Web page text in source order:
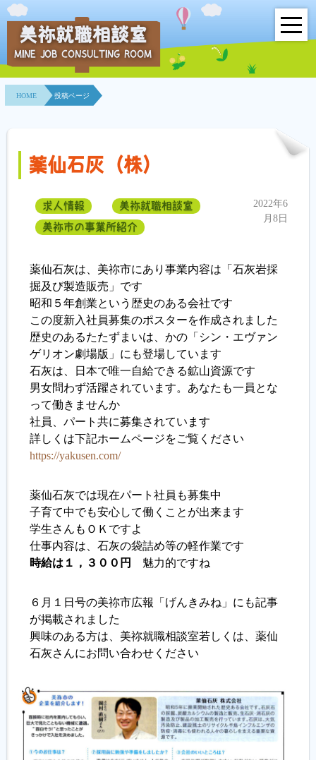
HOME
事業所紹介
相談室とは？
利用者の声
求人情報検索
各種セミナー
履歴書ジェネレーター
美祢就職相談室
MINE JOB CONSULTING ROOM
HOME 投稿ページ
薬仙石灰（株）
求人情報
美祢就職相談室
美祢市の事業所紹介
2022年6
月8日
薬仙石灰は、美祢市にあり事業内容は「石灰岩採
掘及び製造販売」です
昭和５年創業という歴史のある会社です
この度新入社員募集のポスターを作成されました
歴史のあるたたずまいは、かの「シン・エヴァン
ゲリオン劇場版」にも登場しています
石灰は、日本で唯一自給できる鉱山資源です
男女問わず活躍されています。あなたも一員とな
って働きませんか
社員、パート共に募集されています
詳しくは下記ホームページをご覧ください
https://yakusen.com/
薬仙石灰では現在パート社員も募集中
子育て中でも安心して働くことが出来ます
学生さんもＯＫですよ
仕事内容は、石灰の袋詰め等の軽作業です
時給は１，３００円
魅力的ですね
６月１日号の美祢市広報「げんきみね」にも記事
が掲載されました
興味のある方は、美祢就職相談室若しくは、薬仙
石灰さんにお問い合わせください